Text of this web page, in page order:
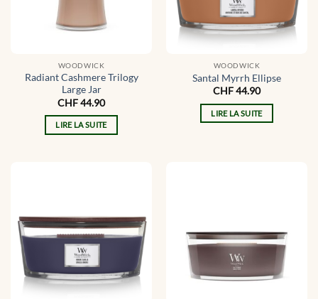
WOODWICK
Radiant Cashmere Trilogy
Large Jar
CHF44.90
LIRE LA SUITE
WOODWICK
Santal Myrrh Ellipse
CHF44.90
LIRE LA SUITE